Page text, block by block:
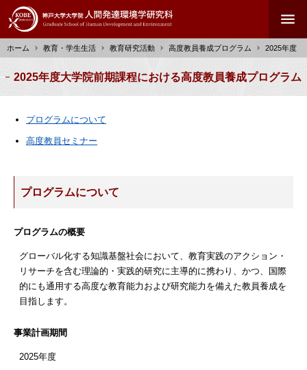
ン
コ
ン
menu
パ
ず
ホーム 教育・学生生活 教育研究活動 高度教員養成プログラム 2025年度
2025年度大学院前期課程における高度教員養成プログラム
プログラムについて
高度教員セミナー
プログラムについて
プログラムの概要
グローバル化する知識基盤社会において、教育実践のアクション・
リサーチを含む理論的・実践的研究に主導的に携わり、かつ、国際
的にも通用する高度な教育能力および研究能力を備えた教員養成を
目指します。
事業計画期間
2025年度